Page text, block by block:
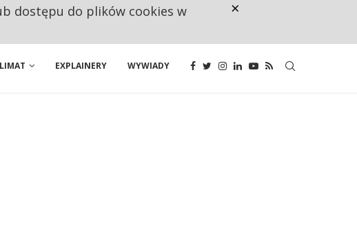
EXPLAINERY WYWIADY
dostępu do plików cookies w
×